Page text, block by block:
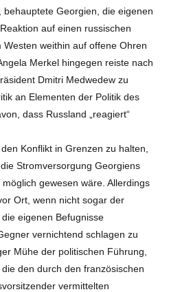
behauptete Georgien, die eigenen
auf einen russischen
Westen weithin auf offene Ohren
Merkel hingegen reiste nach
Dmitri Medwedew zu
an Elementen der Politik des
dass Russland „reagiert“
Konflikt in Grenzen zu halten,
Stromversorgung Georgiens
gewesen wäre. Allerdings
Ort, wenn nicht sogar der
eigenen Befugnisse
vernichtend schlagen zu
Mühe der politischen Führung,
den durch den französischen
vermittelten